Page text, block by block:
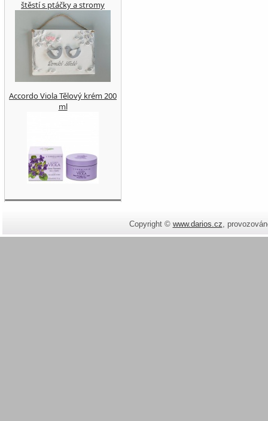
štěstí s ptáčky a stromy
Accordo Viola Tělový krém 200
ml
Copyright © www.darios.cz,